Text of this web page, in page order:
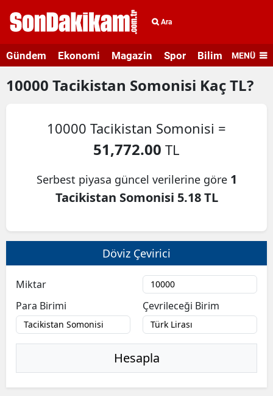
Ara
Gündem Ekonomi Magazin Spor Bilim veMENÜ
10000 Tacikistan Somonisi Kaç TL?
10000 Tacikistan Somonisi =
51,772.00 TL
Serbest piyasa güncel verilerine göre 1
Tacikistan Somonisi 5.18 TL
Döviz Çevirici
Miktar
Para Birimi
Çevrileceği Birim
Hesapla